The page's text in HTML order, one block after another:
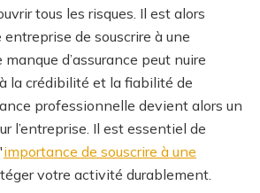
tous les risques. Il est alors
de souscrire à une
manque d’assurance peut nuire
la crédibilité et la fiabilité de
professionnelle devient alors un
l’entreprise. Il est essentiel de
importance de souscrire à une
votre activité durablement.